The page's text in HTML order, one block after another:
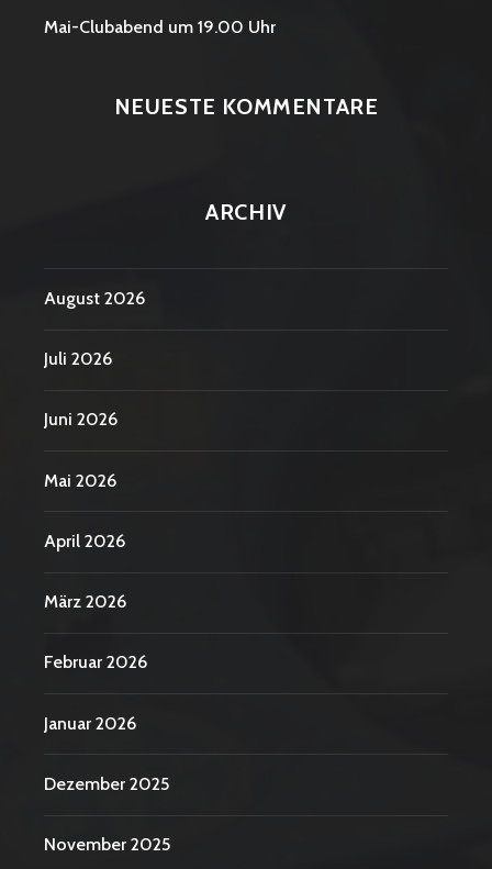
Mai-Clubabend um 19.00 Uhr
NEUESTE KOMMENTARE
ARCHIV
August 2026
Juli 2026
Juni 2026
Mai 2026
April 2026
März 2026
Februar 2026
Januar 2026
Dezember 2025
November 2025